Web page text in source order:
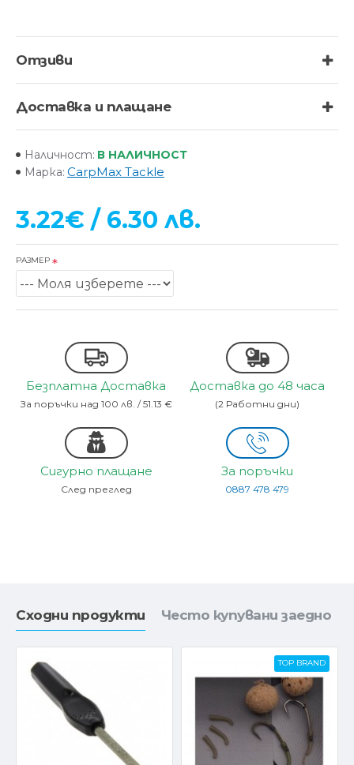
Отзиви
Доставка и плащане
Наличност: В НАЛИЧНОСТ
Марка: CarpMax Tackle
3.22€ / 6.30 лв.
РАЗМЕР
Безплатна Доставка
За поръчки над 100 лв. / 51.13 €
Доставка до 48 часа
(2 Работни дни)
Сигурно плащане
След преглед
За поръчки
0887 478 479
Сходни продукти Често купувани заедно
TOP BRAND